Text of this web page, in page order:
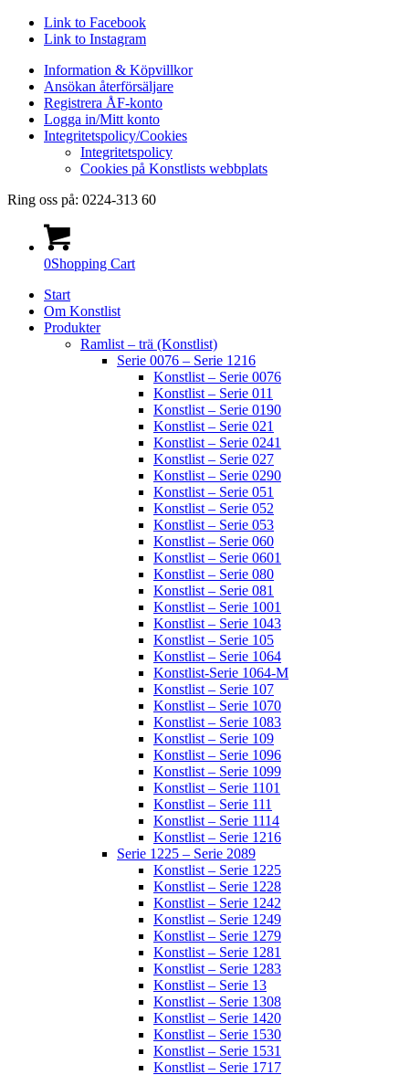
Link to Facebook
Link to Instagram
Information & Köpvillkor
Ansökan återförsäljare
Registrera ÅF-konto
Logga in/Mitt konto
Integritetspolicy/Cookies
Integritetspolicy
Cookies på Konstlists webbplats
Ring oss på: 0224-313 60
0Shopping Cart
Start
Om Konstlist
Produkter
Ramlist – trä (Konstlist)
Serie 0076 – Serie 1216
Konstlist – Serie 0076
Konstlist – Serie 011
Konstlist – Serie 0190
Konstlist – Serie 021
Konstlist – Serie 0241
Konstlist – Serie 027
Konstlist – Serie 0290
Konstlist – Serie 051
Konstlist – Serie 052
Konstlist – Serie 053
Konstlist – Serie 060
Konstlist – Serie 0601
Konstlist – Serie 080
Konstlist – Serie 081
Konstlist – Serie 1001
Konstlist – Serie 1043
Konstlist – Serie 105
Konstlist – Serie 1064
Konstlist-Serie 1064-M
Konstlist – Serie 107
Konstlist – Serie 1070
Konstlist – Serie 1083
Konstlist – Serie 109
Konstlist – Serie 1096
Konstlist – Serie 1099
Konstlist – Serie 1101
Konstlist – Serie 111
Konstlist – Serie 1114
Konstlist – Serie 1216
Serie 1225 – Serie 2089
Konstlist – Serie 1225
Konstlist – Serie 1228
Konstlist – Serie 1242
Konstlist – Serie 1249
Konstlist – Serie 1279
Konstlist – Serie 1281
Konstlist – Serie 1283
Konstlist – Serie 13
Konstlist – Serie 1308
Konstlist – Serie 1420
Konstlist – Serie 1530
Konstlist – Serie 1531
Konstlist – Serie 1717